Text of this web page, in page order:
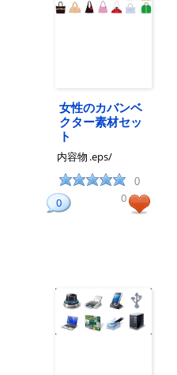
女性のカバンベ
クター素材セッ
ト
内容物 .eps/
0
0 0